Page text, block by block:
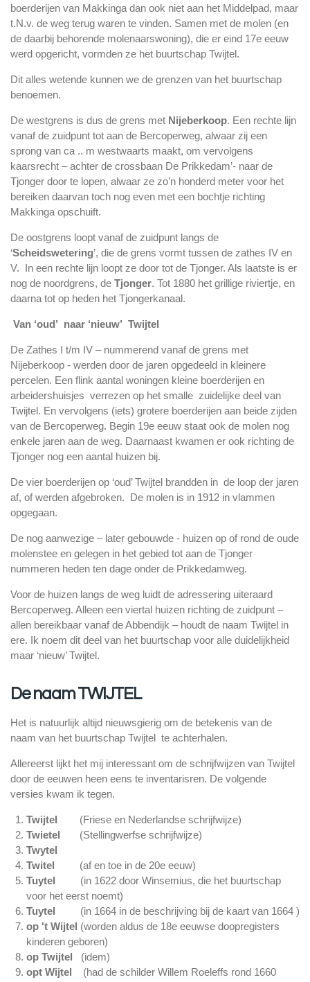
boerderijen van Makkinga dan ook niet aan het Middelpad, maar
t.N.v. de weg terug waren te vinden. Samen met de molen (en
de daarbij behorende molenaarswoning), die er eind 17e eeuw
werd opgericht, vormden ze het buurtschap Twijtel.
Dit alles wetende kunnen we de grenzen van het buurtschap
benoemen.
De westgrens is dus de grens met Nijeberkoop. Een rechte lijn
vanaf de zuidpunt tot aan de Bercoperweg, alwaar zij een
sprong van ca .. m westwaarts maakt, om vervolgens
kaarsrecht – achter de crossbaan De Prikkedam’- naar de
Tjonger door te lopen, alwaar ze zo’n honderd meter voor het
bereiken daarvan toch nog even met een bochtje richting
Makkinga opschuift.
De oostgrens loopt vanaf de zuidpunt langs de
‘Scheidswetering’, die de grens vormt tussen de zathes IV en
V. In een rechte lijn loopt ze door tot de Tjonger. Als laatste is er
nog de noordgrens, de Tjonger. Tot 1880 het grillige riviertje, en
daarna tot op heden het Tjongerkanaal.
Van ‘oud’ naar ‘nieuw’ Twijtel
De Zathes I t/m IV – nummerend vanaf de grens met
Nijeberkoop - werden door de jaren opgedeeld in kleinere
percelen. Een flink aantal woningen kleine boerderijen en
arbeidershuisjes verrezen op het smalle zuidelijke deel van
Twijtel. En vervolgens (iets) grotere boerderijen aan beide zijden
van de Bercoperweg. Begin 19e eeuw staat ook de molen nog
enkele jaren aan de weg. Daarnaast kwamen er ook richting de
Tjonger nog een aantal huizen bij.
De vier boerderijen op ‘oud’ Twijtel brandden in de loop der jaren
af, of werden afgebroken. De molen is in 1912 in vlammen
opgegaan.
De nog aanwezige – later gebouwde - huizen op of rond de oude
molenstee en gelegen in het gebied tot aan de Tjonger
nummeren heden ten dage onder de Prikkedamweg.
Voor de huizen langs de weg luidt de adressering uiteraard
Bercoperweg. Alleen een viertal huizen richting de zuidpunt –
allen bereikbaar vanaf de Abbendijk – houdt de naam Twijtel in
ere. Ik noem dit deel van het buurtschap voor alle duidelijkheid
maar ‘nieuw’ Twijtel.
De naam TWIJTEL
Het is natuurlijk altijd nieuwsgierig om de betekenis van de
naam van het buurtschap Twijtel te achterhalen.
Allereerst lijkt het mij interessant om de schrijfwijzen van Twijtel
door de eeuwen heen eens te inventarisren. De volgende
versies kwam ik tegen.
Twijtel
(Friese en Nederlandse schrijfwijze)
Twietel (Stellingwerfse schrijfwijze)
Twytel
Twitel
(af en toe in de 20e eeuw)
Tuytel (in 1622 door Winsemius, die het buurtschap
voor het eerst noemt)
Tuytel (in 1664 in de beschrijving bij de kaart van 1664 )
op 't Wijtel (worden aldus de 18e eeuwse doopregisters
kinderen geboren)
op Twijtel (idem)
opt Wijtel (had de schilder Willem Roeleffs rond 1660